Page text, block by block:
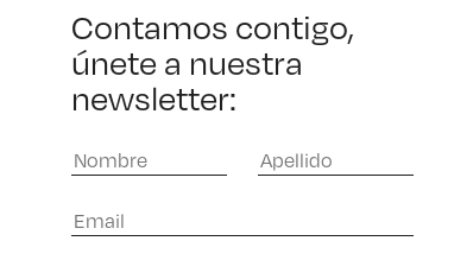
Contamos contigo,
únete a nuestra
newsletter: